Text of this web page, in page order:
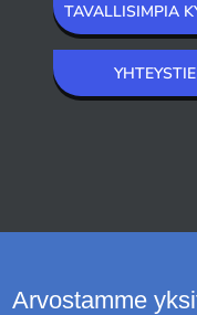
TAVALLISIMPIA
Arvostamme